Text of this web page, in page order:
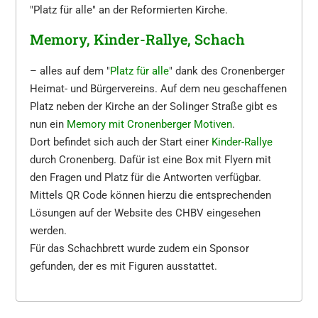
"Platz für alle" an der Reformierten Kirche.
Memory, Kinder-Rallye, Schach
– alles auf dem "Platz für alle" dank des Cronenberger
Heimat- und Bürgervereins. Auf dem neu geschaffenen
Platz neben der Kirche an der Solinger Straße gibt es
nun ein Memory mit Cronenberger Motiven.
Dort befindet sich auch der Start einer Kinder-Rallye
durch Cronenberg. Dafür ist eine Box mit Flyern mit
den Fragen und Platz für die Antworten verfügbar.
Mittels QR Code können hierzu die entsprechenden
Lösungen auf der Website des CHBV eingesehen
werden.
Für das Schachbrett wurde zudem ein Sponsor
gefunden, der es mit Figuren ausstattet.